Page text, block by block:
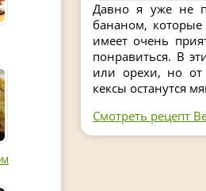
Давно я уже не
бананом,
имеет очень
понравиться. В
или орехи, но от
кексы останутся
Смотреть рецепт